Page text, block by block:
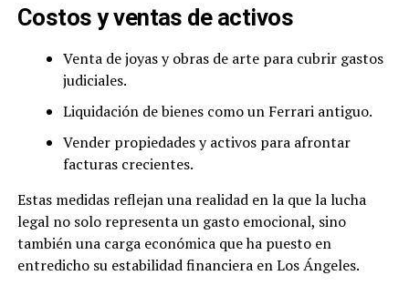
Costos y ventas de activos
Venta de joyas y obras de arte para cubrir gastos
judiciales.
Liquidación de bienes como un Ferrari antiguo.
Vender propiedades y activos para afrontar
facturas crecientes.
Estas medidas reflejan una realidad en la que la lucha
legal no solo representa un gasto emocional, sino
también una carga económica que ha puesto en
entredicho su estabilidad financiera en Los Ángeles.